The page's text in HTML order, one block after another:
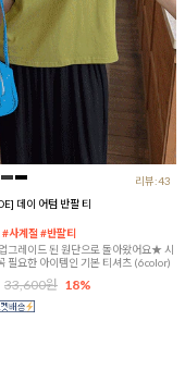
리뷰:43
데이 어텀 반팔 티
사계절 #반팔티
그레이드 된 원단으로 돌아왔어요★ 시
필요한 아이템인 기본 티셔츠 (6color)
33,600원 18%